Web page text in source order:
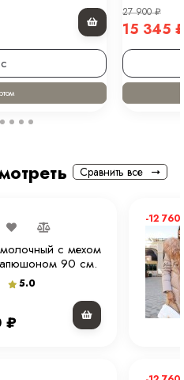
27 900₽
15 345
Сравнить все
с мехом
90 см.
5.0
₽
-12 760